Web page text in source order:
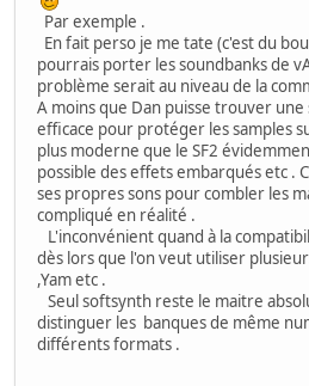
Par exemple .
En fait perso je me tate (c'est du
pourrais porter les soundbanks de
problème serait au niveau de la
A moins que Dan puisse trouver
efficace pour protéger les samples
plus moderne que le SF2
possible des effets embarqués etc .
ses propres sons pour combler les
compliqué en réalité .
L'inconvénient quand à la
dès lors que l'on veut utiliser
,Yam etc .
Seul softsynth reste le maitre
distinguer les banques de même
différents formats .